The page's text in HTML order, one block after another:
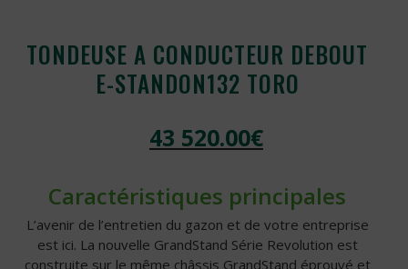
TONDEUSE A CONDUCTEUR DEBOUT
E-STANDON132 TORO
43 520.00€
Caractéristiques principales
L’avenir de l’entretien du gazon et de votre entreprise
est ici. La nouvelle GrandStand Série Revolution est
construite sur le même châssis GrandStand éprouvé et